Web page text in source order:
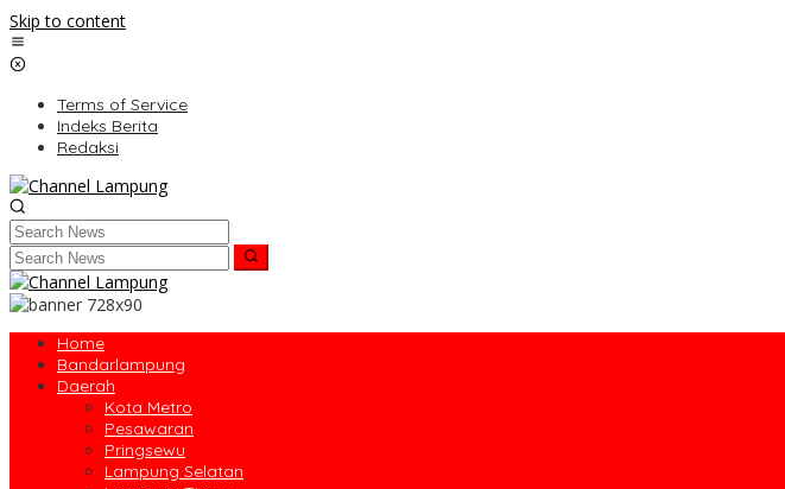
Skip to content
Terms of Service
Indeks Berita
Redaksi
Home
Bandarlampung
Daerah
Kota Metro
Pesawaran
Pringsewu
Lampung Selatan